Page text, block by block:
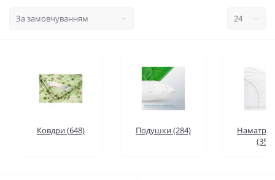
Ковдри (648) Подушки (284)
(350)